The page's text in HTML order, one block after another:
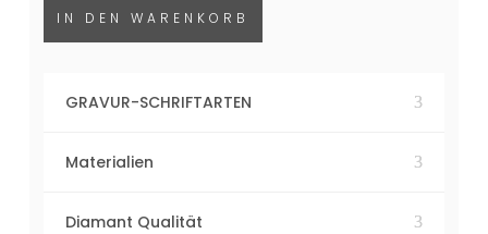
IN DEN WARENKORB
GRAVUR-SCHRIFTARTEN
Materialien
Diamant Qualität